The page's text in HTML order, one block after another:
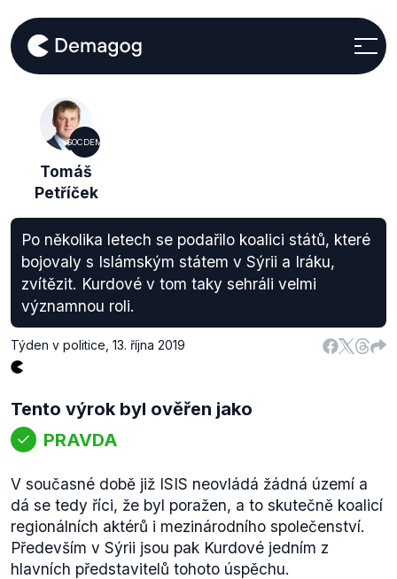
SOCDEM
Tomáš
Petříček
Po několika letech se podařilo koalici států, které
bojovaly s Islámským státem v Sýrii a Iráku,
zvítězit. Kurdové v tom taky sehráli velmi
významnou roli.
Týden v politice 13. října 2019
Tento výrok byl ověřen jako
PRAVDA
V současné době již ISIS neovládá žádná území a
dá se tedy říci, že byl poražen, a to skutečně koalicí
regionálních aktérů i mezinárodního společenství.
Především v Sýrii jsou pak Kurdové jedním z
hlavních představitelů tohoto úspěchu.